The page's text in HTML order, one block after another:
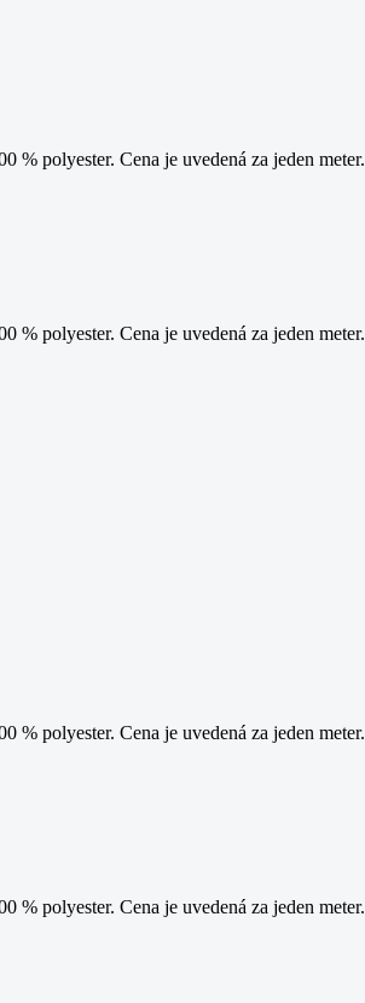
% polyester. Cena je uvedená za jeden meter.
% polyester. Cena je uvedená za jeden meter.
% polyester. Cena je uvedená za jeden meter.
% polyester. Cena je uvedená za jeden meter.